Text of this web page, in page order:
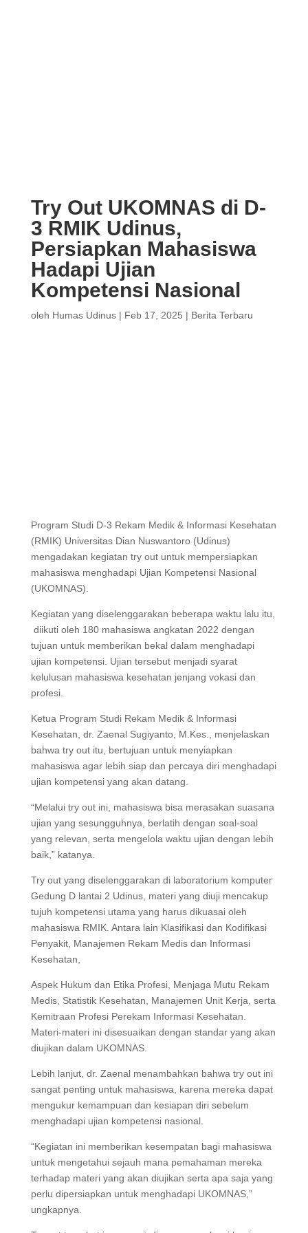
Try Out UKOMNAS di D-
3 RMIK Udinus,
Persiapkan Mahasiswa
Hadapi Ujian
Kompetensi Nasional
oleh Humas Udinus| Feb 17, 2025 | Berita Terbaru
Program Studi D-3 Rekam Medik & Informasi Kesehatan
(RMIK) Universitas Dian Nuswantoro (Udinus)
mengadakan kegiatan try out untuk mempersiapkan
mahasiswa menghadapi Ujian Kompetensi Nasional
(UKOMNAS).
Kegiatan yang diselenggarakan beberapa waktu lalu itu,
diikuti oleh 180 mahasiswa angkatan 2022 dengan
tujuan untuk memberikan bekal dalam menghadapi
ujian kompetensi. Ujian tersebut menjadi syarat
kelulusan mahasiswa kesehatan jenjang vokasi dan
profesi.
Ketua Program Studi Rekam Medik & Informasi
Kesehatan, dr. Zaenal Sugiyanto, M.Kes., menjelaskan
bahwa try out itu, bertujuan untuk menyiapkan
mahasiswa agar lebih siap dan percaya diri menghadapi
ujian kompetensi yang akan datang.
“Melalui try out ini, mahasiswa bisa merasakan suasana
ujian yang sesungguhnya, berlatih dengan soal-soal
yang relevan, serta mengelola waktu ujian dengan lebih
baik,” katanya.
Try out yang diselenggarakan di laboratorium komputer
Gedung D lantai 2 Udinus, materi yang diuji mencakup
tujuh kompetensi utama yang harus dikuasai oleh
mahasiswa RMIK. Antara lain Klasifikasi dan Kodifikasi
Penyakit, Manajemen Rekam Medis dan Informasi
Kesehatan,
Aspek Hukum dan Etika Profesi, Menjaga Mutu Rekam
Medis, Statistik Kesehatan, Manajemen Unit Kerja, serta
Kemitraan Profesi Perekam Informasi Kesehatan.
Materi-materi ini disesuaikan dengan standar yang akan
diujikan dalam UKOMNAS.
Lebih lanjut, dr. Zaenal menambahkan bahwa try out ini
sangat penting untuk mahasiswa, karena mereka dapat
mengukur kemampuan dan kesiapan diri sebelum
menghadapi ujian kompetensi nasional.
“Kegiatan ini memberikan kesempatan bagi mahasiswa
untuk mengetahui sejauh mana pemahaman mereka
terhadap materi yang akan diujikan serta apa saja yang
perlu dipersiapkan untuk menghadapi UKOMNAS,”
ungkapnya.